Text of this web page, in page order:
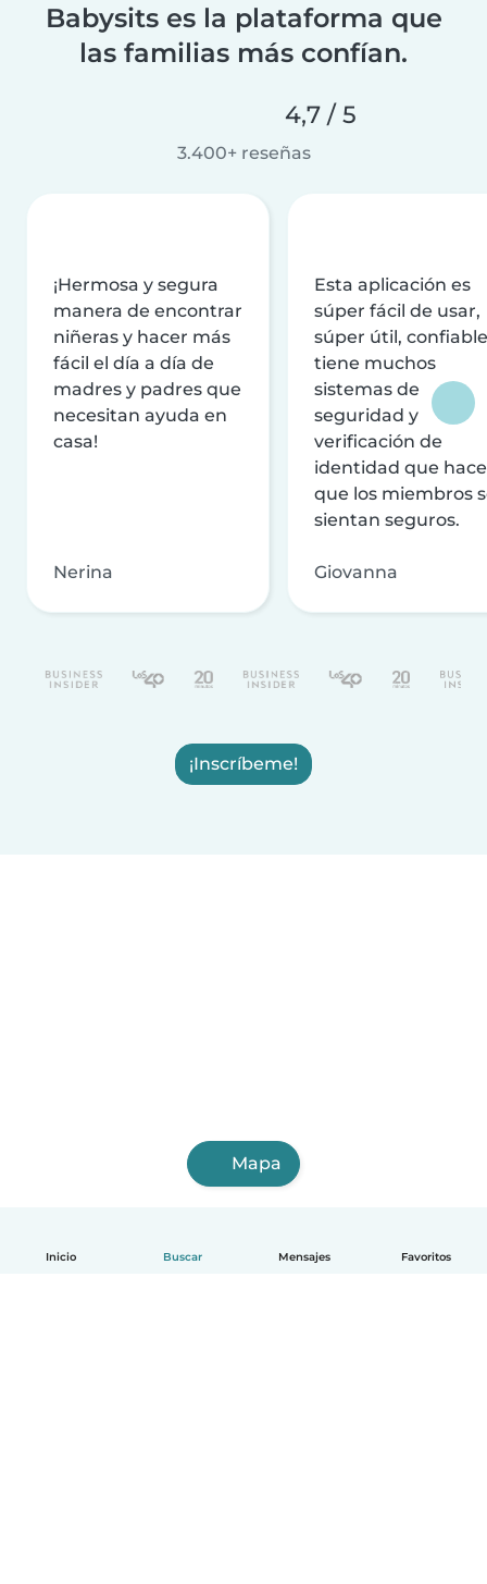
Inicio Buscar Mensajes Favoritos
Babysits es la plataforma que
las familias más confían.
4,7 / 5
3.400+ reseñas
¡Hermosa y segura
manera de encontrar
niñeras y hacer más
fácil el día a día de
madres y padres que
necesitan ayuda en
casa!
Nerina
Esta aplicación es
súper fácil de usar,
súper útil,
tiene muchos
sistemas de
seguridad y
verificación de
identidad que
que los miembros
sientan seguros.
Giovanna
¡Inscríbeme!
Mapa